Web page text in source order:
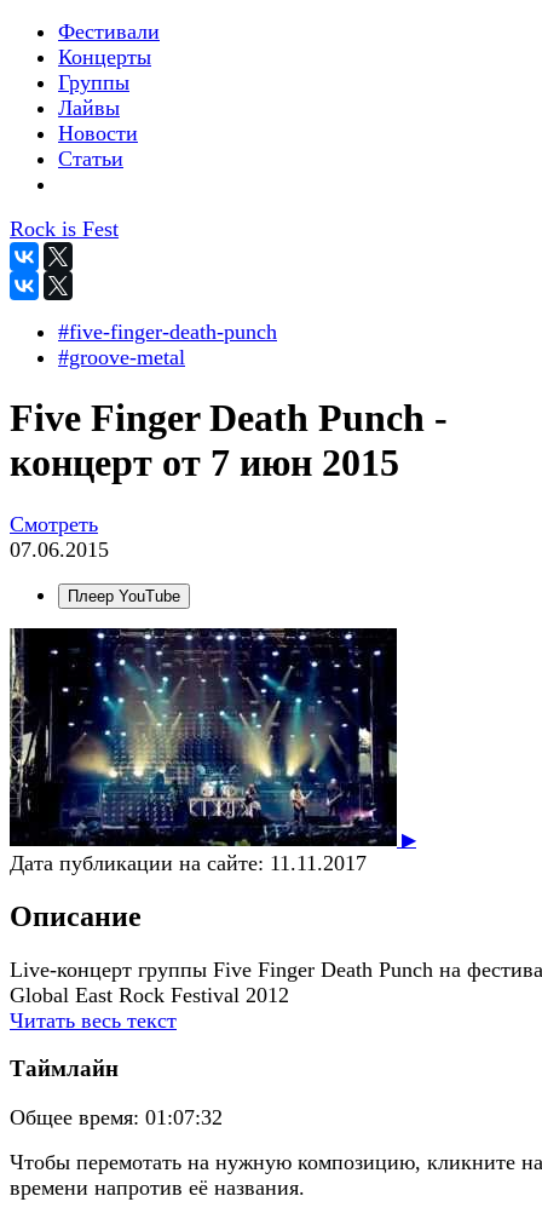
Фестивали
Концерты
Группы
Лайвы
Новости
Статьи
Rock is Fest
#five-finger-death-punch
#groove-metal
Five Finger Death Punch -
концерт от 7 июн 2015
Смотреть
07.06.2015
Плеер YouTube
▶
Дата публикации на сайте: 11.11.2017
Описание
Live-концерт группы Five Finger Death Punch на
Global East Rock Festival 2012
Читать весь текст
Таймлайн
Общее время: 01:07:32
Чтобы перемотать на нужную композицию, кликните на
времени напротив её названия.